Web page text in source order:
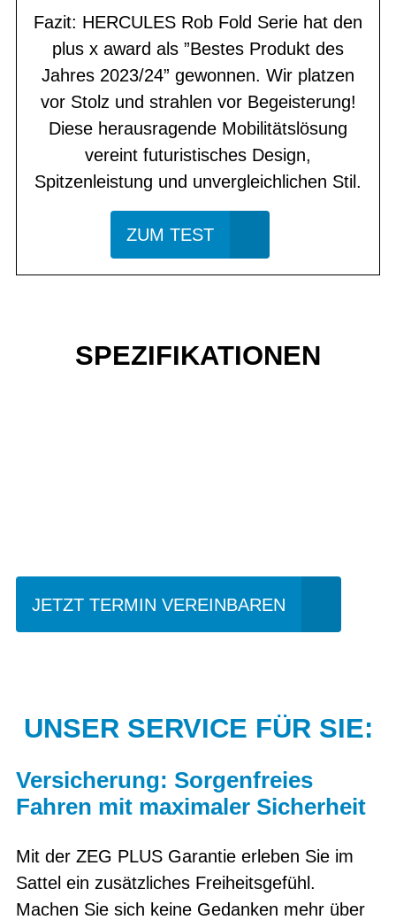
Fazit: HERCULES Rob Fold Serie hat den
plus x award als ”Bestes Produkt des
Jahres 2023/24” gewonnen. Wir platzen
vor Stolz und strahlen vor Begeisterung!
Diese herausragende Mobilitätslösung
vereint futuristisches Design,
Spitzenleistung und unvergleichlichen Stil.
ZUM TEST
SPEZIFIKATIONEN
JETZT TERMIN VEREINBAREN
UNSER SERVICE FÜR SIE:
Versicherung: Sorgenfreies
Fahren mit maximaler Sicherheit
Mit der ZEG PLUS Garantie erleben Sie im
Sattel ein zusätzliches Freiheitsgefühl.
Machen Sie sich keine Gedanken mehr über